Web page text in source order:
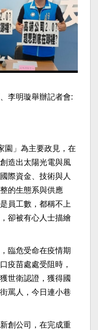
李明璇舉辦記者會:
園」為主要政見，在
造出太陽光電與風
際資金、技術與人
的生態系與供應
員工數，都稱不上
卻被有心人士描繪
臨危受命在疫情期
疫苗處處受阻時，
世衛認證，獲得國
罵人，今日連小巷
創公司，在完成重